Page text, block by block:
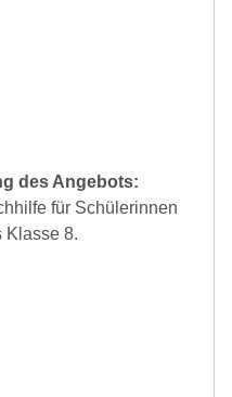
des Angebots:
für Schülerinnen
Klasse 8.